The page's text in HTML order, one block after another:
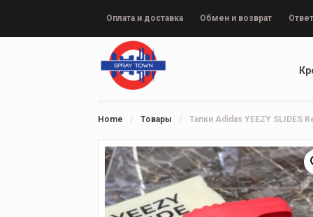
Оплата и доставка Обмен и возврат
Home / Товары / Тапки Adidas YEEZY SLIDES